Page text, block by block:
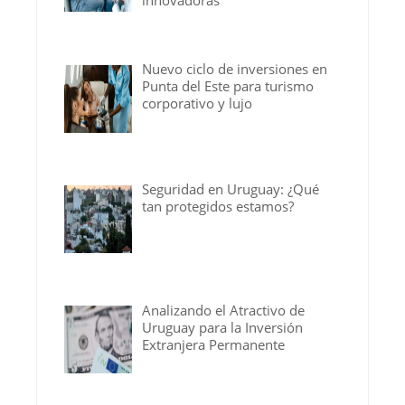
Nuevo ciclo de inversiones en
Punta del Este para turismo
corporativo y lujo
Seguridad en Uruguay: ¿Qué
tan protegidos estamos?
Analizando el Atractivo de
Uruguay para la Inversión
Extranjera Permanente